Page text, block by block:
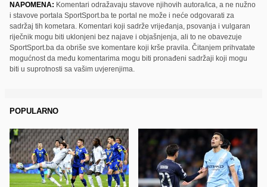
NAPOMENA: Komentari odražavaju stavove njihovih autora/ica, a ne nužno
i stavove portala SportSport.ba te portal ne može i neće odgovarati za
sadržaj tih kometara. Komentari koji sadrže vrijeđanja, psovanja i vulgaran
riječnik mogu biti uklonjeni bez najave i objašnjenja, ali to ne obavezuje
SportSport.ba da obriše sve komentare koji krše pravila. Čitanjem prihvatate
mogućnost da među komentarima mogu biti pronađeni sadržaji koji mogu
biti u suprotnosti sa vašim uvjerenjima.
POPULARNO